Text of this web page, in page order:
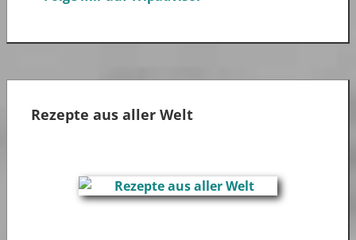
Rezepte aus aller Welt